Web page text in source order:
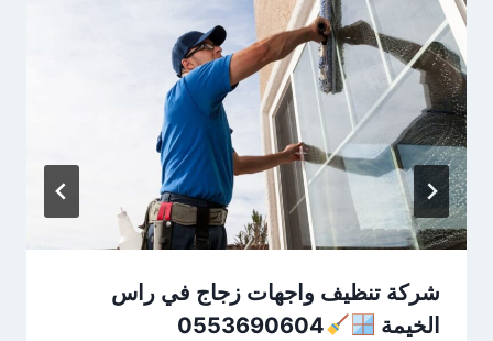
شركة تنظيف واجهات زجاج في راس
الخيمة
0553690604